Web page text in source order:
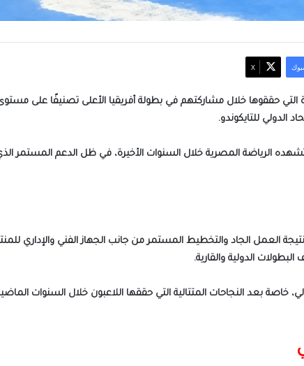
‫X
التي حققوها خلال مشاركتهم في بطولة أفريقيا الأعلى تصنيفًا على
الرياضة المصرية خلال السنوات الأخيرة، في ظل الدعم المستمر
العمل الجاد والتخطيط المستمر من جانب الجهاز الفني والإداري
الدولية والقارية.
خاصة بعد النجاحات المتتالية التي حققها اللاعبون خلال السنوات